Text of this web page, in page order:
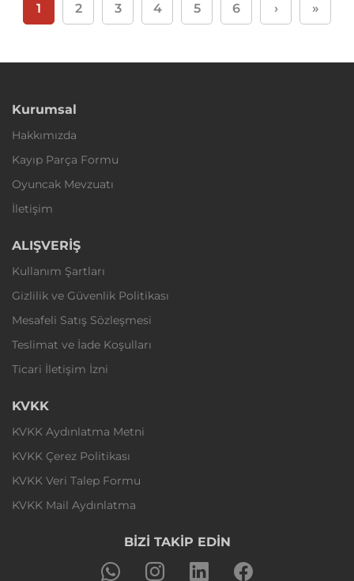
1 2 3 4 5 6 › »
Kurumsal
Hakkımızda
Kayıp Parça Formu
Oyuncak Mevzuatı
İletişim
ALIŞVERİŞ
Kullanım Şartları
Gizlilik ve Güvenlik Politikası
Mesafeli Satış Sözleşmesi
Teslimat ve İade Koşulları
Ticari İletişim İzni
KVKK
KVKK Aydınlatma Metni
KVKK Çerez Politikası
KVKK Veri Talep Formu
KVKK Mail Aydınlatma
BİZİ TAKİP EDİN